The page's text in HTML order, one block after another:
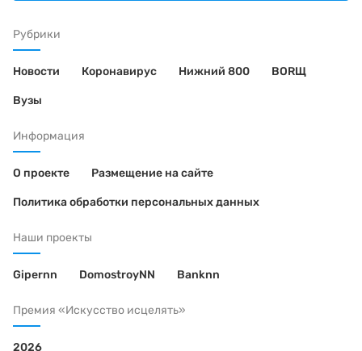
Рубрики
Новости Коронавирус Нижний 800 BORЩ
Вузы
Информация
О проекте Размещение на сайте
Политика обработки персональных данных
Наши проекты
Gipernn DomostroyNN Banknn
Премия «Искусство исцелять»
2026